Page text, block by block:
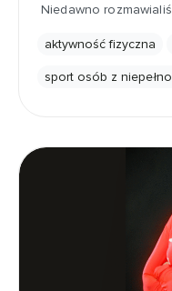
Niedawno
aktywność fizyczna
sport osób z